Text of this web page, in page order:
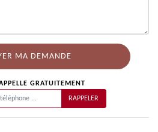
GRATUITEMENT